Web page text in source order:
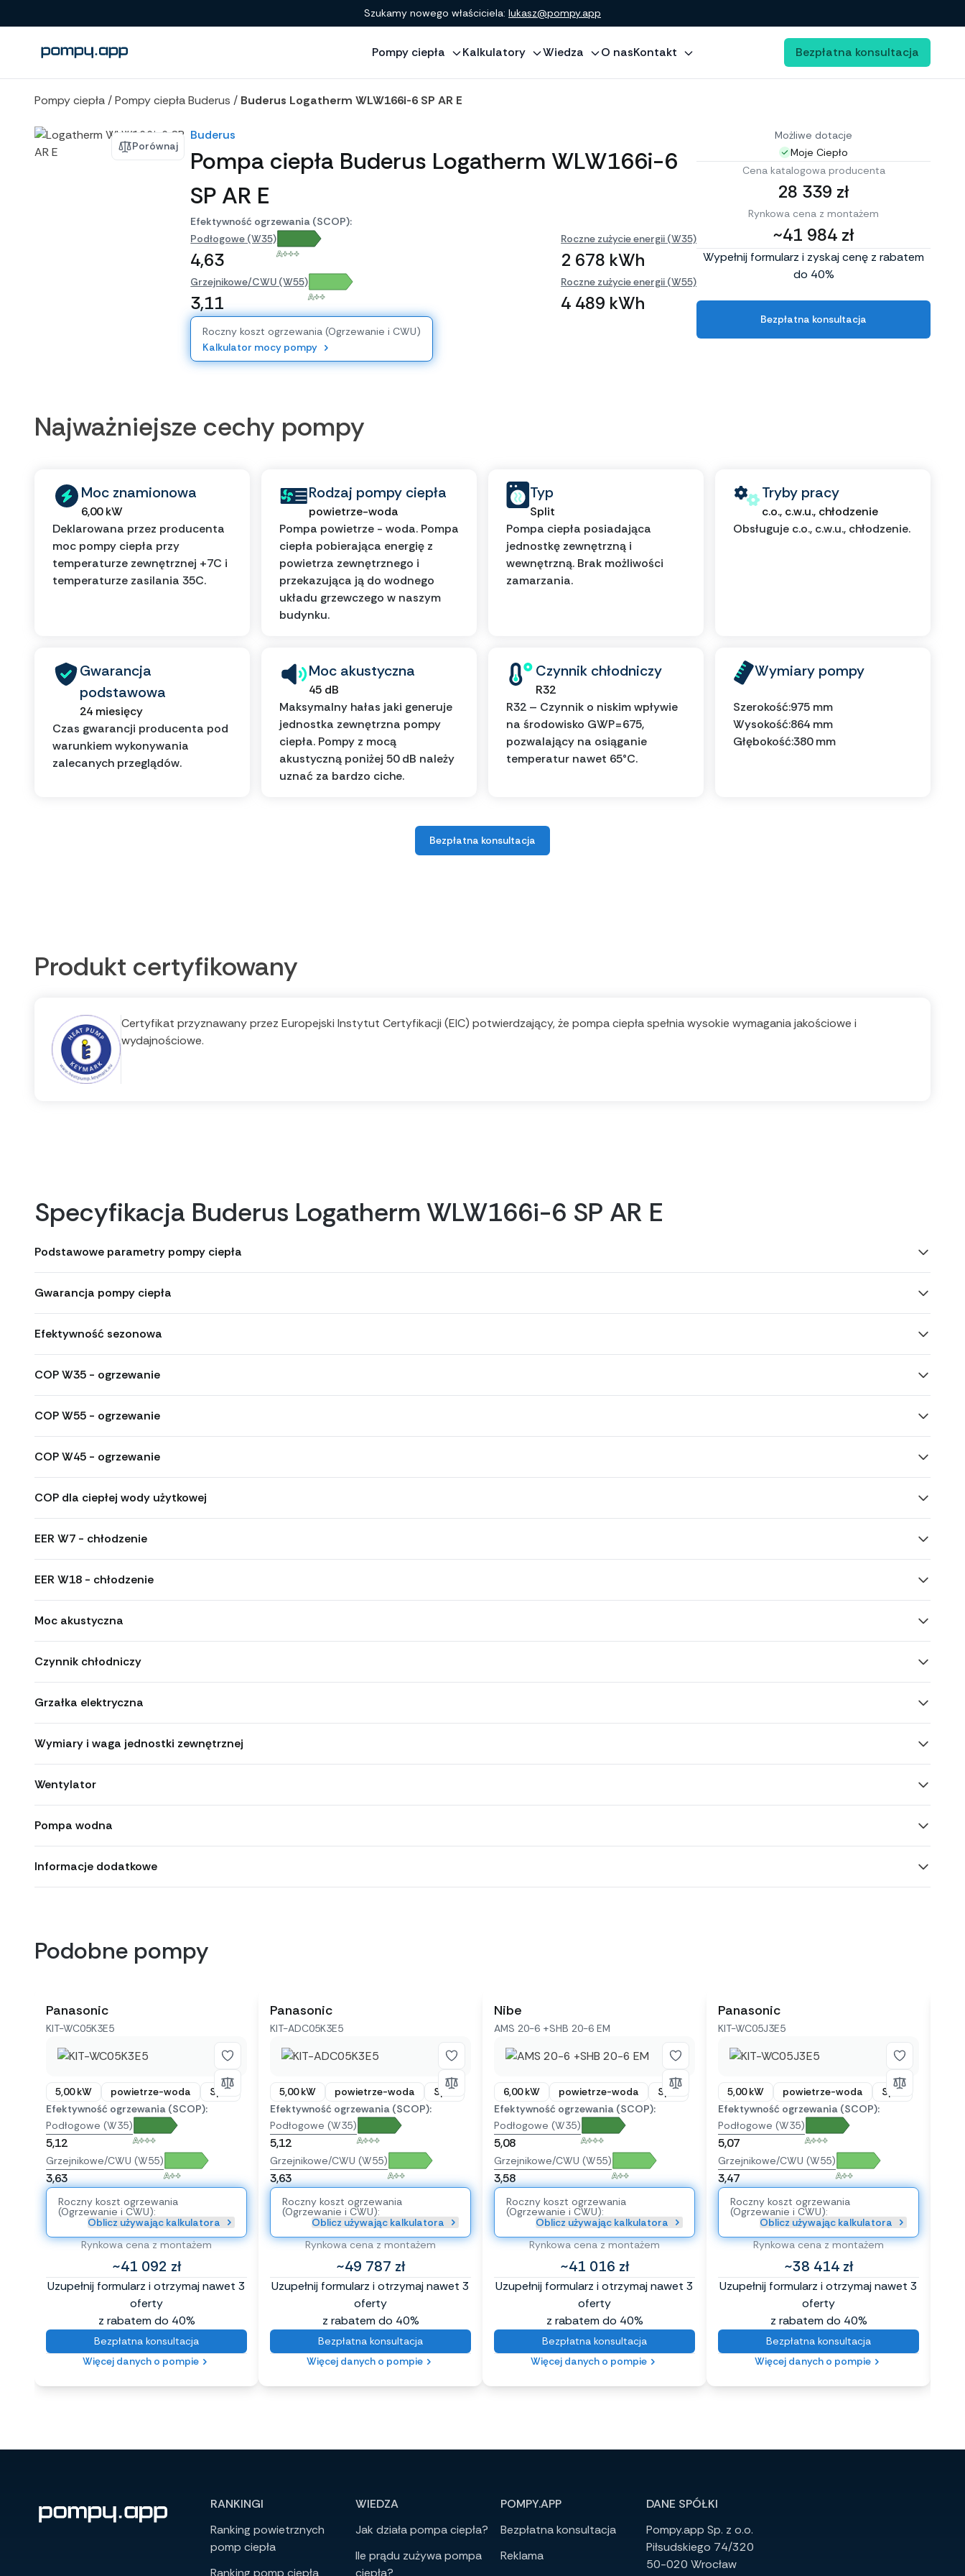
Szukamy nowego właściciela: lukasz@pompy.app
Pompy ciepła Kalkulatory Wiedza O nasKontakt Bezpłatna konsultacja
Pompy ciepła /Pompy ciepła Buderus / Buderus Logatherm WLW166i-6 SP AR E
Porównaj
Buderus
Pompa ciepła Buderus Logatherm WLW166i-6
SP AR E
Efektywność ogrzewania (SCOP):
Podłogowe (W35)
4,63 A+++
Roczne zużycie energii (W35)
2 678 kWh
Grzejnikowe/CWU (W55)
3,11 A++
Roczne zużycie energii (W55)
4 489 kWh
Roczny koszt ogrzewania (Ogrzewanie i CWU)
Kalkulator mocy pompy
Możliwe dotacje
Moje Ciepło
Cena katalogowa producenta
28 339 zł
Rynkowa cena z montażem
~41 984 zł
Wypełnij formularz i zyskaj cenę z rabatem
do 40%
Bezpłatna konsultacja
Najważniejsze cechy pompy
Moc znamionowa
6,00 kW
Deklarowana przez producenta
moc pompy ciepła przy
temperaturze zewnętrznej +7C i
temperaturze zasilania 35C.
Rodzaj pompy ciepła
powietrze-woda
Pompa powietrze - woda. Pompa
ciepła pobierająca energię z
powietrza zewnętrznego i
przekazująca ją do wodnego
układu grzewczego w naszym
budynku.
Typ
Split
Pompa ciepła posiadająca
jednostkę zewnętrzną i
wewnętrzną. Brak możliwości
zamarzania.
Tryby pracy
c.o., c.w.u., chłodzenie
Obsługuje c.o., c.w.u., chłodzenie.
Gwarancja
podstawowa
24 miesięcy
Czas gwarancji producenta pod
warunkiem wykonywania
zalecanych przeglądów.
Moc akustyczna
45 dB
Maksymalny hałas jaki generuje
jednostka zewnętrzna pompy
ciepła. Pompy z mocą
akustyczną poniżej 50 dB należy
uznać za bardzo ciche.
Czynnik chłodniczy
R32
R32 – Czynnik o niskim wpływie
na środowisko GWP=675,
pozwalający na osiąganie
temperatur nawet 65°C.
Wymiary pompy
Szerokość:975 mm
Wysokość:864 mm
Głębokość:380 mm
Bezpłatna konsultacja
Produkt certyfikowany
Certyfikat przyznawany przez Europejski Instytut Certyfikacji (EIC) potwierdzający, że pompa ciepła spełnia wysokie wymagania jakościowe i
wydajnościowe.
Specyfikacja Buderus Logatherm WLW166i-6 SP AR E
Podstawowe parametry pompy ciepła
Gwarancja pompy ciepła
Efektywność sezonowa
COP W35 - ogrzewanie
COP W55 - ogrzewanie
COP W45 - ogrzewanie
COP dla ciepłej wody użytkowej
EER W7 - chłodzenie
EER W18 - chłodzenie
Moc akustyczna
Czynnik chłodniczy
Grzałka elektryczna
Wymiary i waga jednostki zewnętrznej
Wentylator
Pompa wodna
Informacje dodatkowe
Podobne pompy
Panasonic
KIT-WC05K3E5
5,00 kW powietrze-woda
Split
Efektywność ogrzewania (SCOP):
Podłogowe (W35)
5,12 A+++
Grzejnikowe/CWU (W55)
3,63 A++
Roczny koszt ogrzewania
(Ogrzewanie i CWU):
Oblicz używając kalkulatora
Rynkowa cena z montażem
~41 092 zł
Uzupełnij formularz i otrzymaj nawet 3
oferty
z rabatem do 40%
Bezpłatna konsultacja
Więcej danych o pompie
Panasonic
KIT-ADC05K3E5
5,00 kW powietrze-woda
Split
Efektywność ogrzewania (SCOP):
Podłogowe (W35)
5,12 A+++
Grzejnikowe/CWU (W55)
3,63 A++
Roczny koszt ogrzewania
(Ogrzewanie i CWU):
Oblicz używając kalkulatora
Rynkowa cena z montażem
~49 787 zł
Uzupełnij formularz i otrzymaj nawet 3
oferty
z rabatem do 40%
Bezpłatna konsultacja
Więcej danych o pompie
Nibe
AMS 20-6 +SHB 20-6 EM
6,00 kW powietrze-woda
Split
Efektywność ogrzewania (SCOP):
Podłogowe (W35)
5,08 A+++
Grzejnikowe/CWU (W55)
3,58 A++
Roczny koszt ogrzewania
(Ogrzewanie i CWU):
Oblicz używając kalkulatora
Rynkowa cena z montażem
~41 016 zł
Uzupełnij formularz i otrzymaj nawet 3
oferty
z rabatem do 40%
Bezpłatna konsultacja
Więcej danych o pompie
Panasonic
KIT-WC05J3E5
5,00 kW powietrze-woda
Split
Efektywność ogrzewania (SCOP):
Podłogowe (W35)
5,07 A+++
Grzejnikowe/CWU (W55)
3,47 A++
Roczny koszt ogrzewania
(Ogrzewanie i CWU):
Oblicz używając kalkulatora
Rynkowa cena z montażem
~38 414 zł
Uzupełnij formularz i otrzymaj nawet 3
oferty
z rabatem do 40%
Bezpłatna konsultacja
Więcej danych o pompie
RANKINGI
Ranking powietrznych
pomp ciepła
WIEDZA
Jak działa pompa ciepła?
Ile prądu zużywa pompa
POMPY.APP
Bezpłatna konsultacja
Reklama
DANE SPÓŁKI
Pompy.app Sp. z o.o.
Piłsudskiego 74/320
50-020 Wrocław